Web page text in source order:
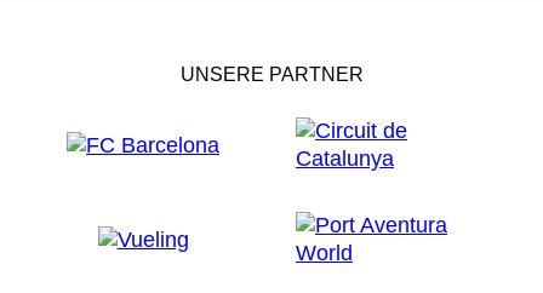
UNSERE PARTNER